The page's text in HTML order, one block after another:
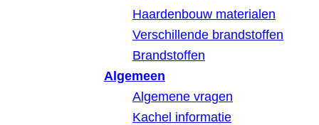
Haardenbouw materialen
Verschillende brandstoffen
Brandstoffen
Algemeen
Algemene vragen
Kachel informatie